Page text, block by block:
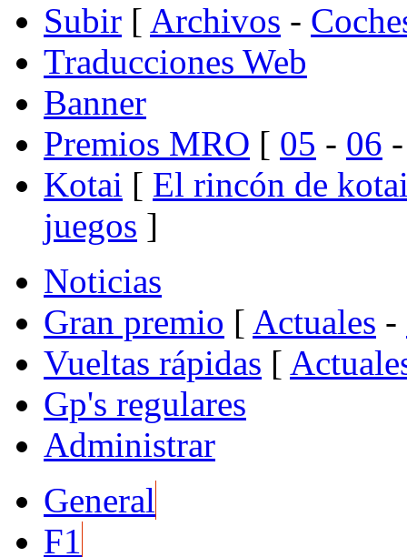
Subir [ Archivos -
Traducciones Web
Banner
Premios MRO [ 05 - 06
Kotai [ El rincón de
juegos ]
Noticias
Gran premio [ Actuales -
Vueltas rápidas [
Gp's regulares
Administrar
General
F1